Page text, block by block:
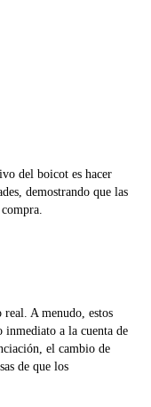
del boicot es hacer
demostrando que las
A menudo, estos
a la cuenta de
el cambio de
de que los